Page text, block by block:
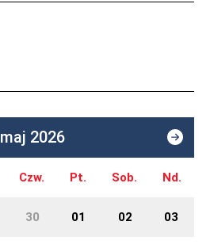
maj 2026
Czw. Pt. Sob. Nd.
30 01 02 03